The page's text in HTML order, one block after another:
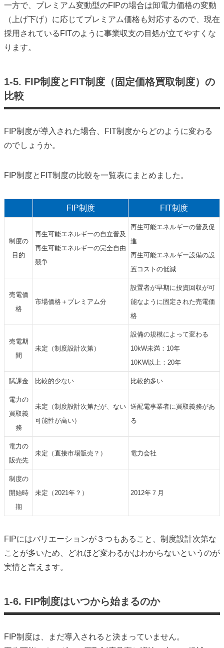
一方で、プレミアム変動型のFIPの場合は卸電力価格の変動
（上げ下げ）に応じてプレミアム価格も対応するので、現在
採用されているFITのように事業収支の目処が立てやすくな
ります。
1-5. FIP制度とFIT制度（固定価格買取制度）の
比較
FIP制度が導入された場合、FIT制度からどのように変わる
のでしょうか。
FIP制度とFIT制度の比較を一覧表にまとめました。
FIP制度 FIT制度
制度の
目的
再生可能エネルギーの自立普及
再生可能エネルギーの完全自由
競争
再生可能エネルギーの普及促
進
再生可能エネルギー設備の設
置コストの低減
売電価
格
市場価格＋プレミアム分
設置者が早期に投資回収が可
能なように固定された売電価
格
売電期
間
未定（制度設計次第）
設備の規模によって変わる
10kW未満：10年
10KW以上：20年
賦課金 比較的少ない 比較的多い
電力の
買取義
務
未定（制度設計次第だが、ない
可能性が高い）
送配電事業者に買取義務があ
る
電力の
販売先
未定（直接市場販売？） 電力会社
制度の
開始時
期
未定（2021年？） 2012年７月
FIPにはバリエーションが３つもあること、制度設計次第な
ことが多いため、どれほど変わるかはわからないというのが
実情と言えます。
1-6. FIP制度はいつから始まるのか
FIP制度は、まだ導入されると決まっていません。